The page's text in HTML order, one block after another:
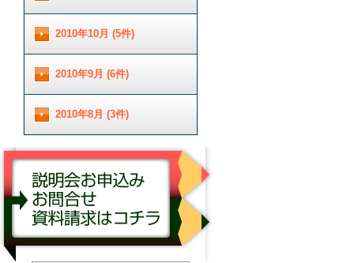
2010年10月 (5件)
2010年9月 (6件)
2010年8月 (3件)